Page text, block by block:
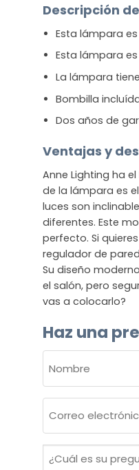
Descripción
Esta lámpara
Esta lámpara
La lámpara
Bombilla
Dos años de
Ventajas y
Anne Lighting ha
de la lámpara es
luces son
diferentes. Este
perfecto. Si
regulador de
Su diseño
el salón, pero
vas a colocarlo?
Haz una
(OBLIGATORIO)
Nombre
electrónico
¿Cuál